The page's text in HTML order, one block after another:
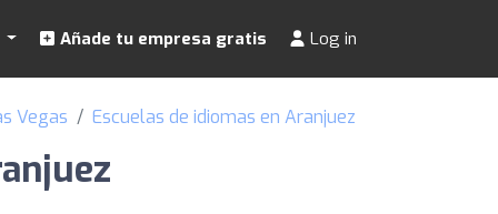
Añade tu empresa gratis Log in
Vegas Escuelas de idiomas en Aranjuez